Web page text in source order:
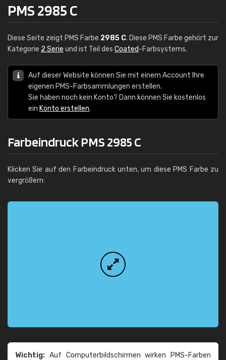
PMS 2985 C
Diese Seite zeigt PMS Farbe 2985 C. Diese PMS Farbe gehört zur
Kategorie 2 Serie und ist Teil des Coated-Farbsystems.
Auf dieser Website können Sie mit einem Account Ihre
eigenen PMS-Farbsammlungen erstellen.
Sie haben noch kein Konto? Dann können Sie kostenlos
ein Konto erstellen.
Farbeindruck PMS 2985 C
Klicken Sie auf den Farbeindruck unten, um diese PMS Farbe zu
vergrößern:
Wichtig: Auf Computerbildschirmen wirken PMS-Farben